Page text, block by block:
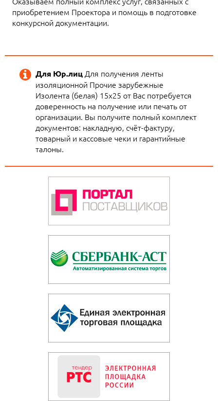
приобретением Проектора и помощь в подготовке
конкурсной документации.
Для Юр.лицДля получения ленты
изоляционной Прочие зарубежные
Изолента (белая) 15х25 от Вас потребуется
доверенность на получение или печать от
организации. Вы получите полный комплект
документов: накладную, счёт-фактуру,
товарный и кассовые чеки и гарантийные
талоны.